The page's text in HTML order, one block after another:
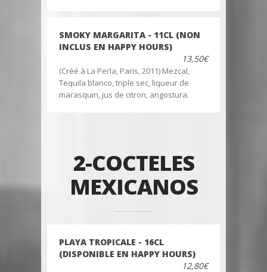
SMOKY MARGARITA - 11CL (NON
INCLUS EN HAPPY HOURS)
13,50€
(Créé à La Perla, Paris, 2011) Mezcal,
Tequila blanco, triple sec, liqueur de
marasquin, jus de citron, angostura.
2-COCTELES
MEXICANOS
PLAYA TROPICALE - 16CL
(DISPONIBLE EN HAPPY HOURS)
12,80€